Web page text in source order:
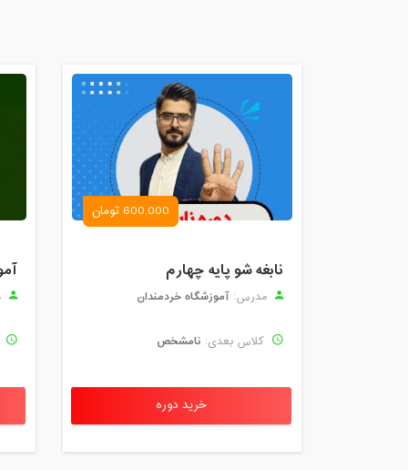
600,000 تومان
نابغه شو پایه چهارم
مدرس: آموزشگاه خردمندان
کلاس بعدی: نامشخص
خرید دوره